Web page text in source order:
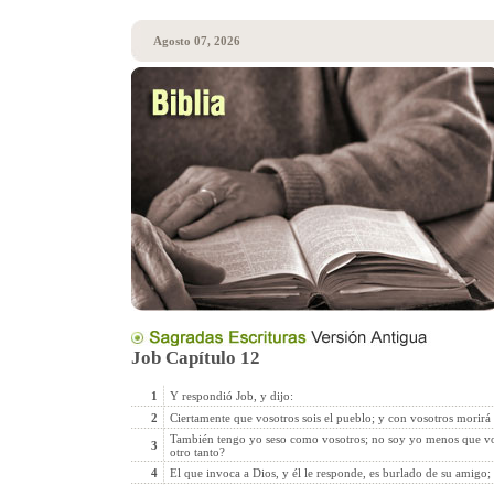
Agosto 07, 2026
Job Capítulo 12
1
Y respondió Job, y dijo:
2
Ciertamente que vosotros sois el pueblo; y con vosotros morirá
3
También tengo yo seso como vosotros; no soy yo menos que
otro tanto?
4
El que invoca a Dios, y él le responde, es burlado de su